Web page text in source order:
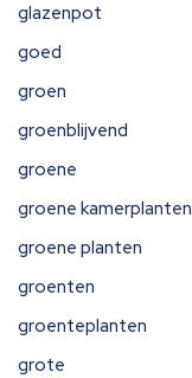
glazenpot
goed
groen
groenblijvend
groene
groene kamerplanten
groene planten
groenten
groenteplanten
grote